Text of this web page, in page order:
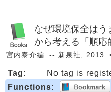
なぜ環境保全は
から考える「順応
宮内泰介編. -- 新泉社, 2013.
Tag:
No tag is
Functions: